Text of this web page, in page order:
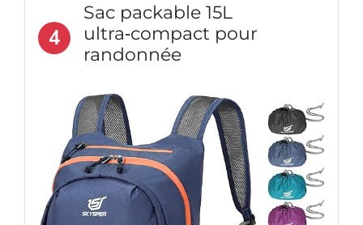
4
Sac packable 15L
ultra‑compact pour
randonnée